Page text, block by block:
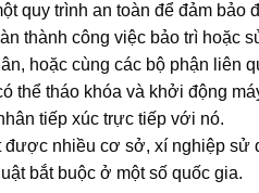
quy trình an toàn để đảm bảo
thành công việc bảo trì hoặc
hoặc cùng các bộ phận liên
thể tháo khóa và khởi động
tiếp xúc trực tiếp với nó.
được nhiều cơ sở, xí nghiệp
bắt buộc ở một số quốc gia.